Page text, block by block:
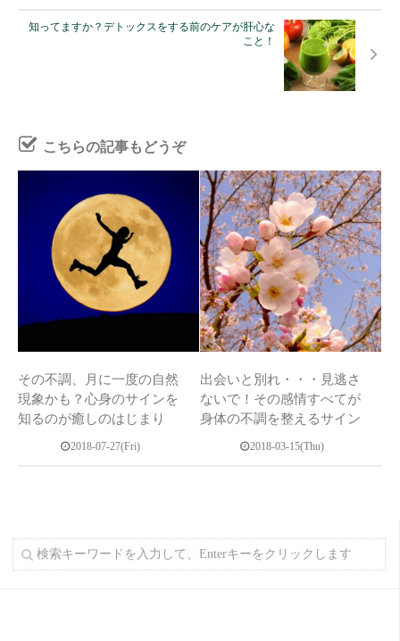
知ってますか？デトックスをする前のケアが肝心な
こと！
こちらの記事もどうぞ
その不調、月に一度の自然
現象かも？心身のサインを
知るのが癒しのはじまり
2018-07-27(Fri)
出会いと別れ・・・見逃さ
ないで！その感情すべてが
身体の不調を整えるサイン
2018-03-15(Thu)